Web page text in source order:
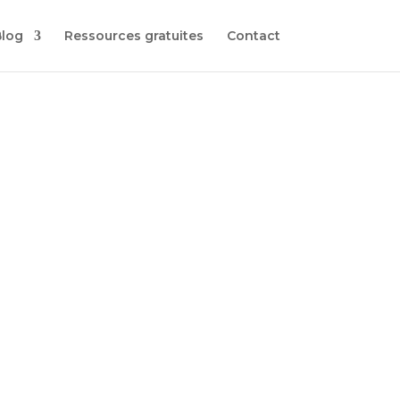
Ressources gratuites Contact